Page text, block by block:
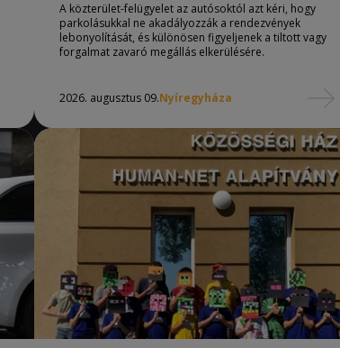
A közterület-felügyelet az autósoktól azt kéri, hogy
parkolásukkal ne akadályozzák a rendezvények
lebonyolítását, és különösen figyeljenek a tiltott vagy
forgalmat zavaró megállás elkerülésére.
2026. augusztus 09.Nyíregyháza